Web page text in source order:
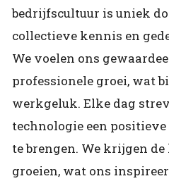
bedrijfscultuur is uniek
collectieve kennis en
We voelen ons
professionele groei, wat
werkgeluk. Elke dag
technologie een
te brengen. We krijgen
groeien, wat ons